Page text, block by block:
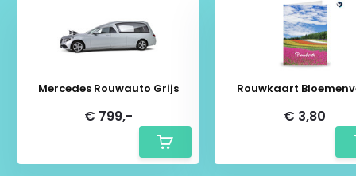
Mercedes Rouwauto Grijs
€ 799,-
Rouwkaart
€ 3,80